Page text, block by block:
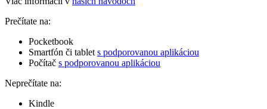
Prečítate na:
Pocketbook
Smartfón či tablet s podporovanou aplikáciou
Počítač s podporovanou aplikáciou
Neprečítate na:
Kindle